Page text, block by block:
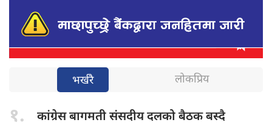
भर्खरै लोकप्रिय
१. कांग्रेस बागमतीसंसदीय दलको बैठक बस्दै